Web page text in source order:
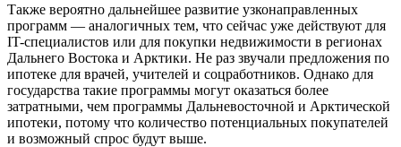
Также вероятно дальнейшее развитие узконаправленных
программ — аналогичных тем, что сейчас уже действуют для
IT-специалистов или для покупки недвижимости в регионах
Дальнего Востока и Арктики. Не раз звучали предложения по
ипотеке для врачей, учителей и соцработников. Однако для
государства такие программы могут оказаться более
затратными, чем программы Дальневосточной и Арктической
ипотеки, потому что количество потенциальных покупателей
и возможный спрос будут выше.